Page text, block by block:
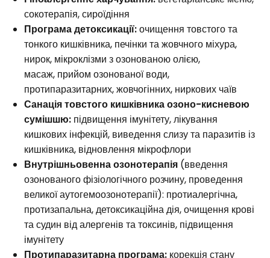
сокотерапія, сироїдіння
Програма детоксикації:очищення товстого та
тонкого кишківника, печінки та жовчного міхура,
нирок, мікроклізми з озонованою олією,
масаж, прийом озонованої води,
протипаразитарних, жовчогінних, ниркових чаїв
Санація товстого кишківника озоно-кисневою
сумішшю: підвищення імунітету, лікування
кишкових інфекцій, виведення слизу та паразитів із
кишківника, відновлення мікрофлори
Внутрішньовенна озонотерапія (введення
озонованого фізіологічного розчину, проведення
великої аутогемоозонотерапії): протиалергічна,
протизапальна, детоксикаційна дія, очищення крові
та судин від алергенів та токсинів, підвищення
імунітету
Протипаразитарна програма: корекція стану